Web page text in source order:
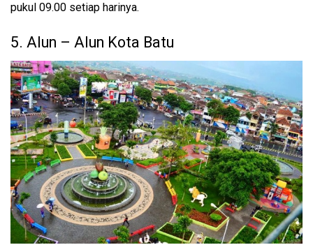
pukul 09.00 setiap harinya.
5. Alun – Alun Kota Batu